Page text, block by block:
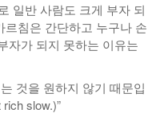
일반 사람도 크게 부자 되
침은 간단하고 누구나 손
자가 되지 못하는 이유는
것을 원하지 않기 때문입
slow.)”